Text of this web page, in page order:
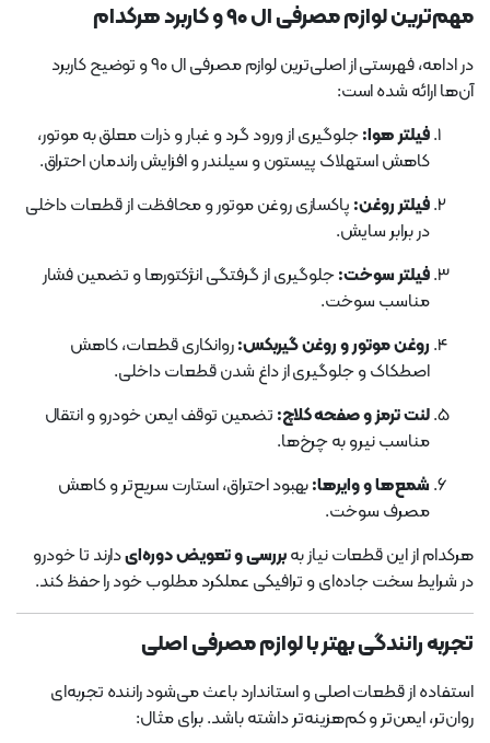
مهم‌ترین لوازم مصرفی ال ۹۰ و کاربرد هرکدام
در ادامه، فهرستی از اصلی‌ترین لوازم مصرفی ال ۹۰ و توضیح کاربرد
آن‌ها ارائه شده است:
فیلتر هوا:جلوگیری از ورود گرد و غبار و ذرات معلق به موتور،
کاهش استهلاک پیستون و سیلندر و افزایش راندمان احتراق.
فیلتر روغن: پاکسازی روغن موتور و محافظت از قطعات داخلی
در برابر سایش.
فیلتر سوخت:جلوگیری از گرفتگی انژکتورها و تضمین فشار
مناسب سوخت.
روغن موتور و روغن گیربکس:روانکاری قطعات، کاهش
اصطکاک و جلوگیری از داغ شدن قطعات داخلی.
لنت ترمز و صفحه کلاچ: تضمین توقف ایمن خودرو و انتقال
مناسب نیرو به چرخ‌ها.
شمع‌ها و وایرها:بهبود احتراق، استارت سریع‌تر و کاهش
مصرف سوخت.
هرکدام از این قطعات نیاز بهبررسی و تعویض دوره‌ایدارند تا خودرو
در شرایط سخت جاده‌ای و ترافیکی عملکرد مطلوب خود را حفظ کند.
تجربه رانندگی بهتر با لوازم مصرفی اصلی
استفاده از قطعات اصلی و استاندارد باعث می‌شود راننده تجربه‌ای
روان‌تر، ایمن‌تر و کم‌هزینه‌تر داشته باشد. برای مثال: